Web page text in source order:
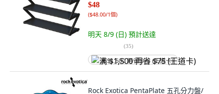
$48
($48.00/1個)
明天 8/9 (日) 預計送達
(35)
满 $1,500 再省 $75 (王道卡)
Rock Exotica PentaPlate 五孔分力盤/